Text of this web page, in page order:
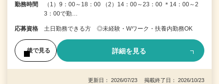
勤務時間
（1）9：00～18：00 （2）14：00～23：00 ＊14：00～2
3：00で勤…
応募資格 土日勤務できる方 ◎未経験・Wワーク・扶養内勤務OK
後で見る 詳細を見る
更新日： 2026/07/23 掲載終了日： 2026/10/23